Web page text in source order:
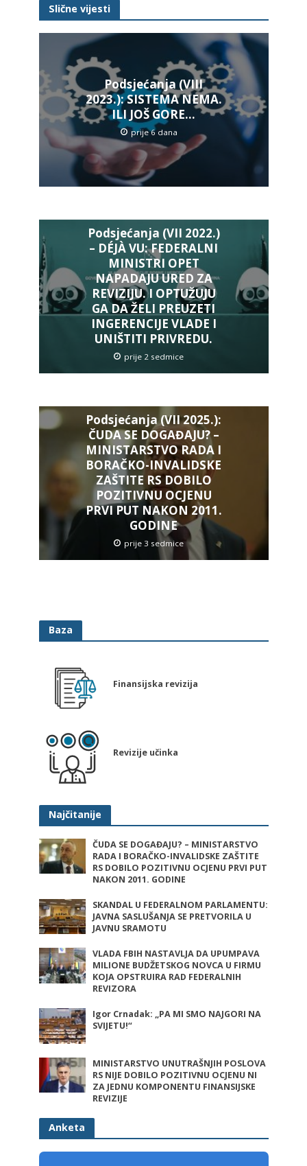
Slične vijesti
Podsjećanja (VIII
2023.): SISTEMA NEMA.
ILI JOŠ GORE…
prije 6 dana
Podsjećanja (VII 2022.)
– DÉJÀ VU: FEDERALNI
MINISTRI OPET
NAPADAJU URED ZA
REVIZIJU. I OPTUŽUJU
GA DA ŽELI PREUZETI
INGERENCIJE VLADE I
UNIŠTITI PRIVREDU.
prije 2 sedmice
Podsjećanja (VII 2025.):
ČUDA SE DOGAĐAJU? –
MINISTARSTVO RADA I
BORAČKO-INVALIDSKE
ZAŠTITE RS DOBILO
POZITIVNU OCJENU
PRVI PUT NAKON 2011.
GODINE
prije 3 sedmice
Baza
Finansijska revizija
Revizije učinka
Najčitanije
ČUDA SE DOGAĐAJU? – MINISTARSTVO
RADA I BORAČKO-INVALIDSKE ZAŠTITE
RS DOBILO POZITIVNU OCJENU PRVI PUT
NAKON 2011. GODINE
SKANDAL U FEDERALNOM PARLAMENTU:
JAVNA SASLUŠANJA SE PRETVORILA U
JAVNU SRAMOTU
VLADA FBIH NASTAVLJA DA UPUMPAVA
MILIONE BUDŽETSKOG NOVCA U FIRMU
KOJA OPSTRUIRA RAD FEDERALNIH
REVIZORA
Igor Crnadak: „PA MI SMO NAJGORI NA
SVIJETU!“
MINISTARSTVO UNUTRAŠNJIH POSLOVA
RS NIJE DOBILO POZITIVNU OCJENU NI
ZA JEDNU KOMPONENTU FINANSIJSKE
REVIZIJE
Anketa